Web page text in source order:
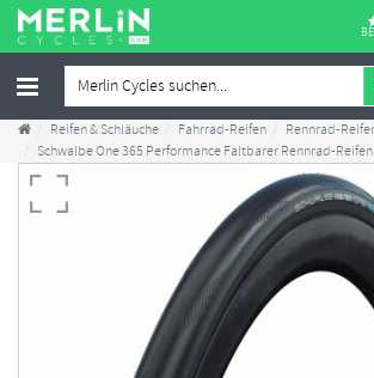
Reifen & Schläuche Fahrrad-Reifen
Rennrad-
Schwalbe One 365 Performance Faltbarer Rennrad-